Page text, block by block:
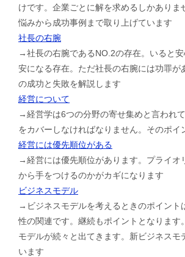
けです。企業ごとに解を求めるしかありま
悩みから成功事例まで取り上げています
社長の右腕
→社長の右腕であるNO.2の存在。いると
安になる存在。ただ社長の右腕には功罪が
の成功と失敗を解説します
経営について
→経営学は6つの分野の寄せ集めと言われ
をカバーしなければなりません。そのポイ
経営には優先順位がある
→経営には優先順位があります。プライオ
から手をつけるのかがカギになります
ビジネスモデル
→ビジネスモデルを考えるときのポイント
性の関連です。継続もポイントとなります
モデルが続々と出てきます。新ビジネスモ
います